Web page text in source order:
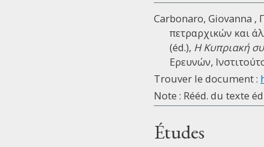
Carbonaro, Giovanna ,
πετραρχικών και
(éd.), Η Κυπριακή
Ερευνών,
Trouver le document :
Note : Rééd. du texte
Études